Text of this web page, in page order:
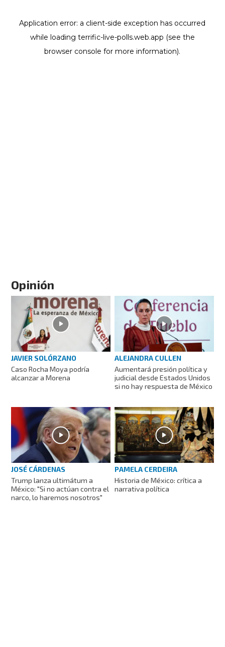
Opinión
JAVIER SOLÓRZANO
Caso Rocha Moya podría
alcanzar a Morena
ALEJANDRA CULLEN
Aumentará presión política y
judicial desde Estados Unidos
si no hay respuesta de México
JOSÉ CÁRDENAS
Trump lanza ultimátum a
México: "Si no actúan contra el
narco, lo haremos nosotros"
PAMELA CERDEIRA
Historia de México: crítica a
narrativa política